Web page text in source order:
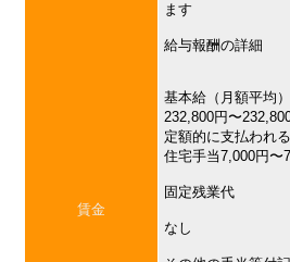
賃金
ます
給与報酬の詳細
基本給（月額平均
232,800円〜
定額的に支払われ
住宅手当7,000円〜
固定残業代
なし